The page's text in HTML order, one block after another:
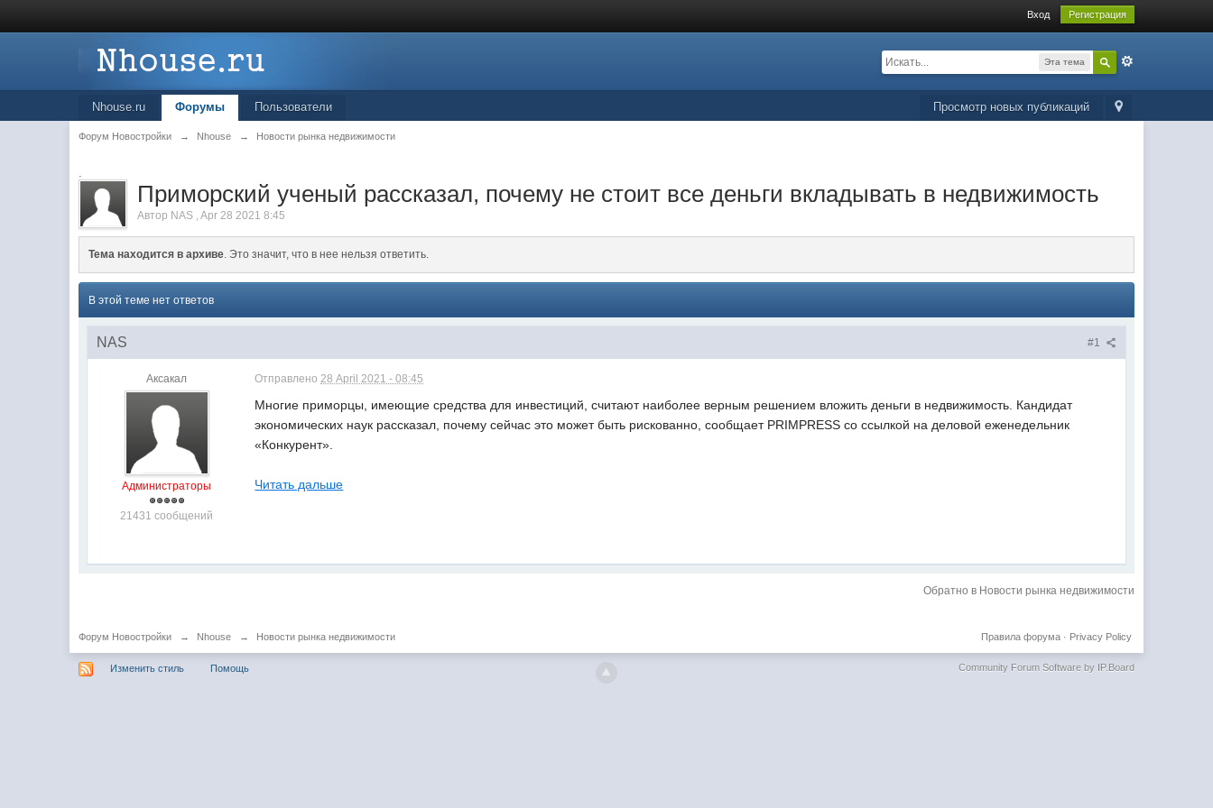
Вход Регистрация
Эта тема
Просмотр новых публикаций
Nhouse.ru Форумы Пользователи
Форум Новостройки → Nhouse → Новости рынка недвижимости
.
Приморский ученый рассказал, почему не стоит все деньги вкладывать в недвижимость
Автор NAS ,Apr 28 2021 8:45
Тема находится в архиве. Это значит, что в нее нельзя ответить.
В этой теме нет ответов
#1
NAS
Аксакал
Администраторы
21431 сообщений
Отправлено28 April 2021 - 08:45
Многие приморцы, имеющие средства для инвестиций, считают наиболее верным решением вложить деньги в недвижимость. Кандидат
экономических наук рассказал, почему сейчас это может быть рискованно, сообщает PRIMPRESS со ссылкой на деловой еженедельник
«Конкурент».
Читать дальше
Обратно в Новости рынка недвижимости
Форум Новостройки → Nhouse → Новости рынка недвижимости Privacy Policy
Правила форума·
Изменить стиль Помощь Community Forum Software by IP.Board